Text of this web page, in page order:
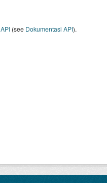
API(see Dokumentasi API).